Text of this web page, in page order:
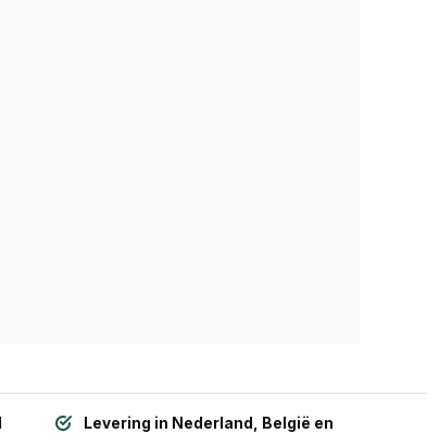
Levering in Nederland, België en